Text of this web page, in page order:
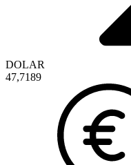
DOLAR
47,7189